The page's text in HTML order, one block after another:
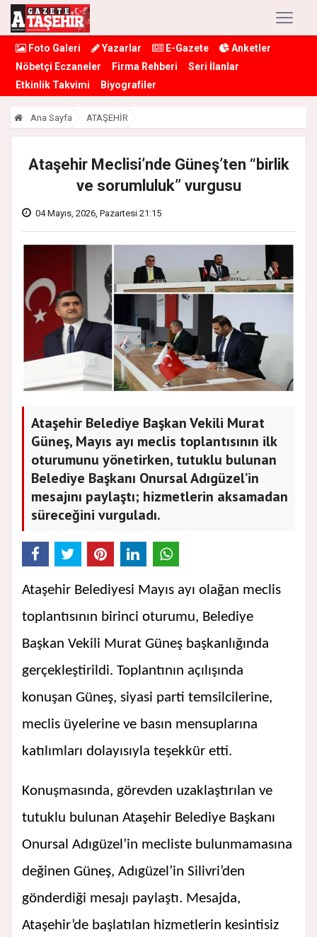
Foto Galeri Yazarlar E-Gazete
Anketler
Nöbetçi Eczaneler
Firma Rehberi
Seri İlanlar
Etkinlik Takvimi
Biyografiler
Ana Sayfa ATAŞEHİR
Ataşehir Meclisi’nde Güneş’ten “birlik
ve sorumluluk” vurgusu
04 Mayıs, 2026, Pazartesi 21:15
Ataşehir Belediye Başkan Vekili Murat
Güneş, Mayıs ayı meclis toplantısının ilk
oturumunu yönetirken, tutuklu bulunan
Belediye Başkanı Onursal Adıgüzel’in
mesajını paylaştı; hizmetlerin aksamadan
süreceğini vurguladı.
Ataşehir Belediyesi Mayıs ayı olağan meclis
toplantısının birinci oturumu, Belediye
Başkan Vekili Murat Güneş başkanlığında
gerçekleştirildi. Toplantının açılışında
konuşan Güneş, siyasi parti temsilcilerine,
meclis üyelerine ve basın mensuplarına
katılımları dolayısıyla teşekkür etti.
Konuşmasında, görevden uzaklaştırılan ve
tutuklu bulunan Ataşehir Belediye Başkanı
Onursal Adıgüzel’in mecliste bulunmamasına
değinen Güneş, Adıgüzel’in Silivri’den
gönderdiği mesajı paylaştı. Mesajda,
Ataşehir’de başlatılan hizmetlerin kesintisiz